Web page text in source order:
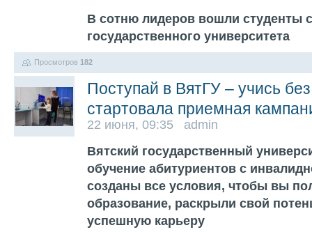
В сотню лидеров вошли студенты
государственного университета
Просмотров 182
Поступай в ВятГУ – учись
стартовала приемная
22 июня, 09:35 admin
Вятский государственный
обучение абитуриентов с
созданы все условия, чтобы вы
образование, раскрыли свой
успешную карьеру